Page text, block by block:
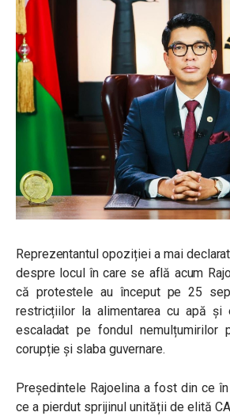
Reprezentantul opoziției a mai
despre locul în care se află acum
că protestele au început pe 25
restricțiilor la alimentarea cu apă și
escaladat pe fondul nemulțumirilor
corupție și slaba guvernare.
Președintele Rajoelina a fost din ce
ce a pierdut sprijinul unității de elită